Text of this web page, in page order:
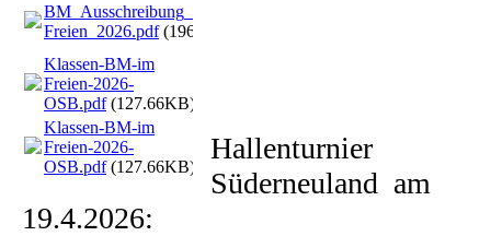
BM_Ausschreibung_WA-in-
Freien_2026.pdf(196.34KB)
Klassen-BM-im
Freien-2026-
OSB.pdf(127.66KB)
Klassen-BM-im
Freien-2026-
OSB.pdf(127.66KB)
Hallenturnier
Süderneuland am
19.4.2026: